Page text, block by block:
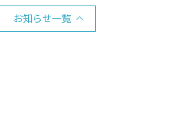
お知らせ一覧